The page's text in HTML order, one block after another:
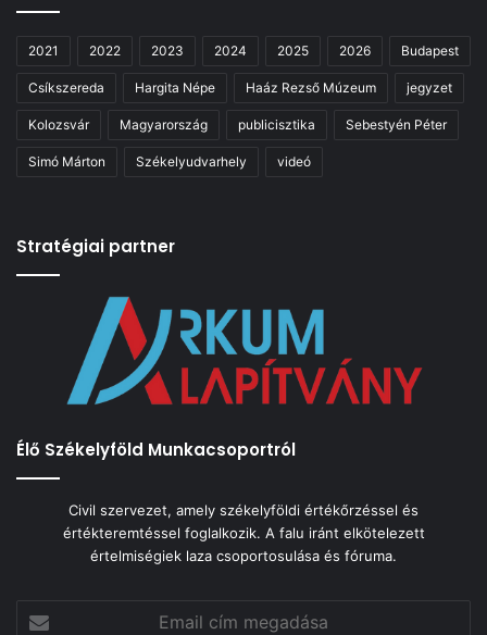
2021 2022 2023 2024 2025 2026 Budapest
Csíkszereda Hargita Népe Haáz Rezső Múzeum jegyzet
Kolozsvár Magyarország publicisztika Sebestyén Péter
Simó Márton Székelyudvarhely videó
Stratégiai partner
Élő Székelyföld Munkacsoportról
Civil szervezet, amely székelyföldi értékőrzéssel és
értékteremtéssel foglalkozik. A falu iránt elkötelezett
értelmiségiek laza csoportosulása és fóruma.